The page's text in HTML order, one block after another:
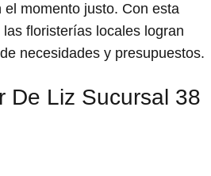
momento justo. Con esta
floristerías locales logran
necesidades y presupuestos.
De Liz Sucursal 38